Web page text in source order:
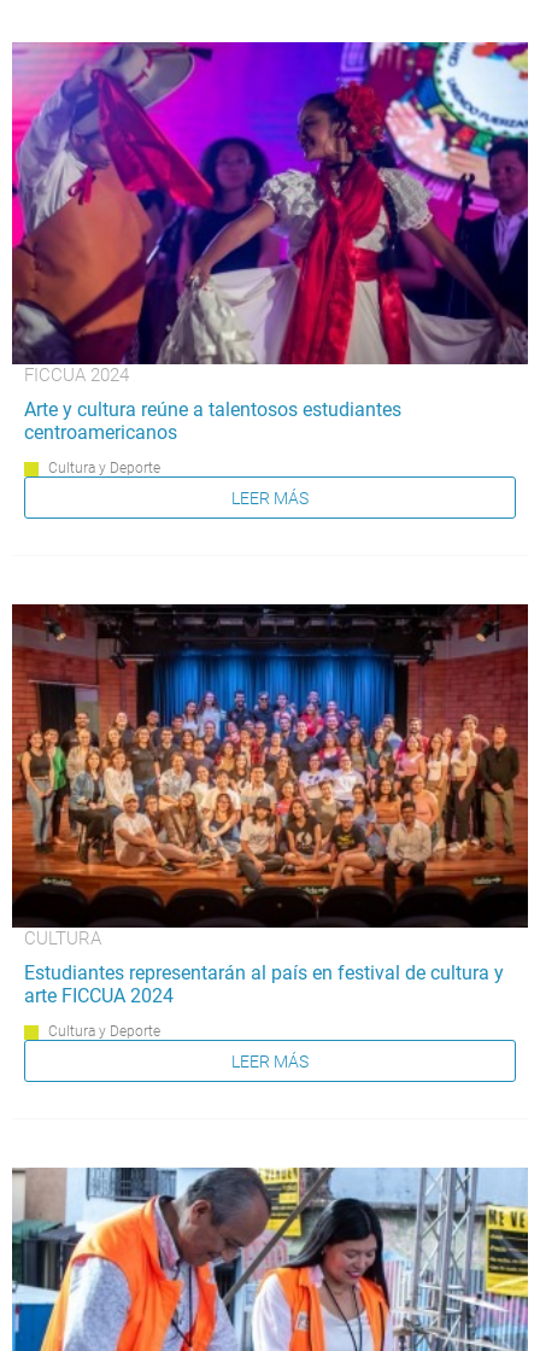
FICCUA 2024
Arte y cultura reúne a talentosos estudiantes
centroamericanos
Cultura y Deporte
LEER MÁS
CULTURA
Estudiantes representarán al país en festival de cultura y
arte FICCUA 2024
Cultura y Deporte
LEER MÁS